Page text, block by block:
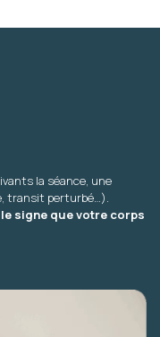
la séance, une
transit perturbé…).
le signe que votre corps